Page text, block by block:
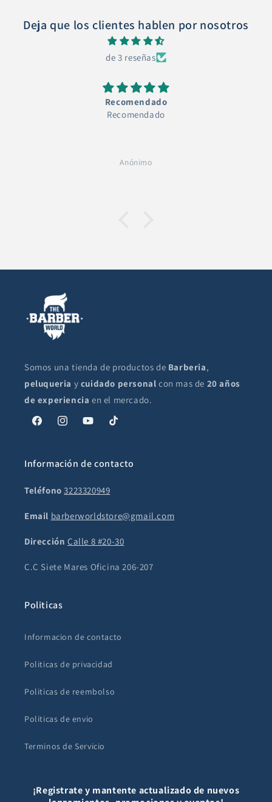
Deja que los clientes hablen por nosotros
de 3 reseñas
Recomendado
Recomendado
Anónimo
Somos una tienda de productos de Barberia,
peluqueria y cuidado personal con mas de 20 años
de experiencia en el mercado.
FacebookInstagramYouTubeTikTok
Información de contacto
Teléfono 3223320949
Email barberworldstore@gmail.com
Dirección Calle 8 #20-30
C.C Siete Mares Oficina 206-207
Politicas
Informacion de contacto
Politicas de privacidad
Politicas de reembolso
Politicas de envio
Terminos de Servicio
¡Registrate y mantente actualizado de nuevos